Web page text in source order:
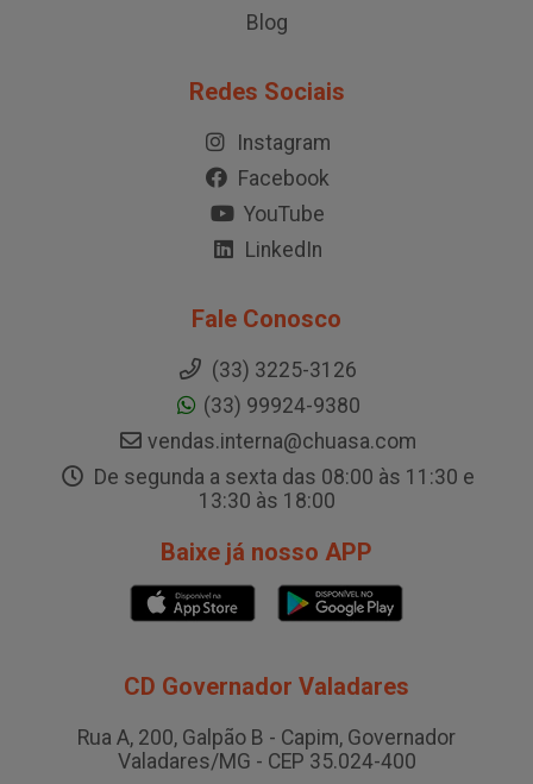
Blog
Redes Sociais
Instagram
Facebook
YouTube
LinkedIn
Fale Conosco
(33) 3225-3126
(33) 99924-9380
vendas.interna@chuasa.com
De segunda a sexta das 08:00 às 11:30 e
13:30 às 18:00
Baixe já nosso APP
CD Governador Valadares
Rua A, 200, Galpão B - Capim, Governador
Valadares/MG - CEP 35.024-400